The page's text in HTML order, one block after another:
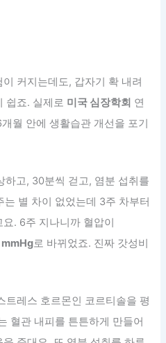
커지는데도, 갑자기 확 내려
쉽죠. 실제로 미국 심장학회 연
월 안에 생활습관 개선을 포기
하고, 30분씩 걷고, 염분 섭취를
별 차이 없었는데 3주 차부터
. 6주 지나니까 혈압이
로 바뀌었죠. 진짜 갓성비
트레스 호르몬인 코르티솔을 평
혈관 내피를 튼튼하게 만들어